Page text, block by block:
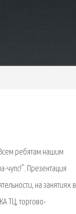
ребятам нашим
чупс!". Презентация
на занятиях в
ТЦ, торгово-